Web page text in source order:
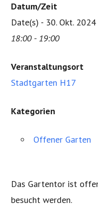
Datum/Zeit
Date(s) - 30. Okt. 2024
18:00 - 19:00
Veranstaltungsort
Stadtgarten H17
Kategorien
Offener Garten
Das Gartentor ist
besucht werden.